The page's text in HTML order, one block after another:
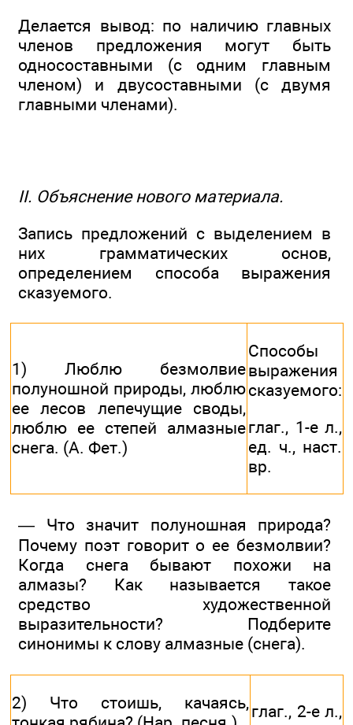
Делается вывод: по наличию главных
членов предложения могут быть
односоставными (с одним главным
членом) и двусоставными (с двумя
главными членами).
II. Объяснение нового материала.
Запись предложений с выделением в
них грамматических основ,
определением способа выражения
сказуемого.
1) Люблю безмолвие
полуношной природы, люблю
ее лесов лепечущие своды,
люблю ее степей алмазные
снега. (А. Фет.)
Способы
выражения
сказуемого:
глаг., 1-е л.,
ед. ч., наст.
вр.
— Что значит полуношная природа?
Почему поэт говорит о ее безмолвии?
Когда снега бывают похожи на
алмазы? Как называется такое
средство художественной
выразительности? Подберите
синонимы к слову алмазные (снега).
2) Что стоишь, качаясь,глаг., 2-е л.,